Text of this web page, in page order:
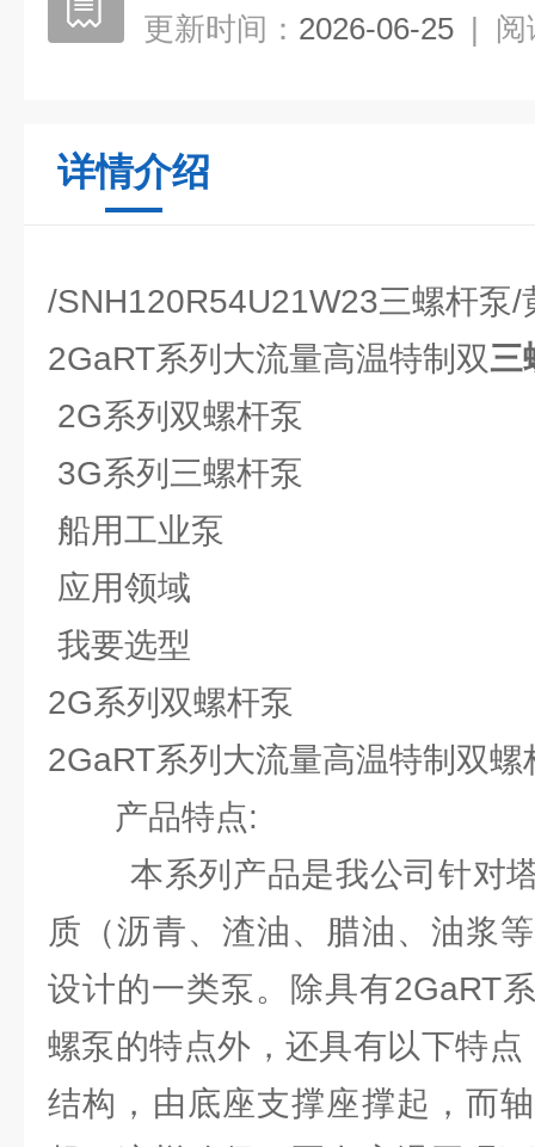
更新时间： 2026-06-25 | 阅
详情介绍
/SNH120R54U21W23三螺杆泵/
2GaRT系列大流量高温特制双三
2G系列双螺杆泵
3G系列三螺杆泵
船用工业泵
应用领域
我要选型
2G系列双螺杆泵
2GaRT系列大流量高温特制双螺
产品特点:
本系列产品是我公司针对塔
质（沥青、渣油、腊油、油浆
设计的一类泵。除具有2GaRT
螺泵的特点外，还具有以下特
结构，由底座支撑座撑起，而